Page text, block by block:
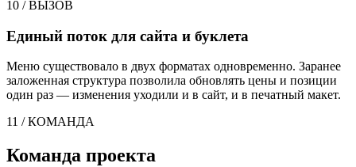
10 /ВЫЗОВ
Единый поток для сайта и буклета
Меню существовало в двух форматах одновременно. Заранее
заложенная структура позволила обновлять цены и позиции
один раз — изменения уходили и в сайт, и в печатный макет.
11 / КОМАНДА
Команда проекта